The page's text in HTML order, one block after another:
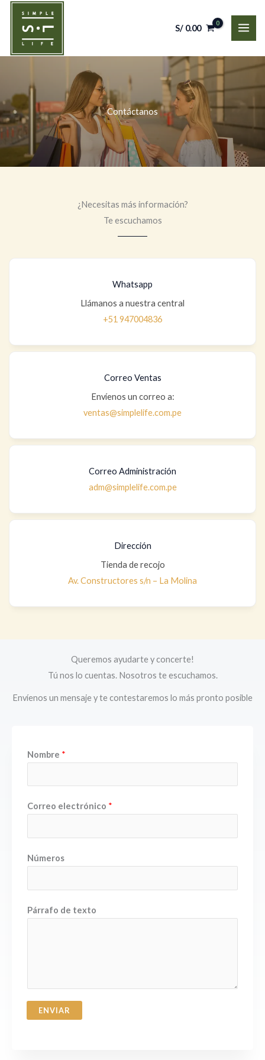
contenido
S/0.00
Contáctanos
¿Necesitas más información?
Te escuchamos
Whatsapp
Llámanos a nuestra central
+51 947004836
Correo Ventas
Envíenos un correo a:
ventas@simplelife.com.pe
Correo Administración
adm@simplelife.com.pe
Dirección
Tienda de recojo
Av. Constructores s/n – La Molina
Queremos ayudarte y concerte!
Tú nos lo cuentas. Nosotros te escuchamos.
Envíenos un mensaje y te contestaremos lo más pronto posible
e
o
x
o
*
Nombre *
Correo electrónico *
Números
Párrafo de texto
ENVIAR